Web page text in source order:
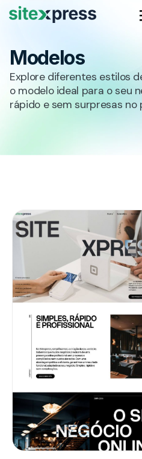
Modelos
Explore diferentes estilos
o modelo ideal para o seu
rápido e sem surpresas no